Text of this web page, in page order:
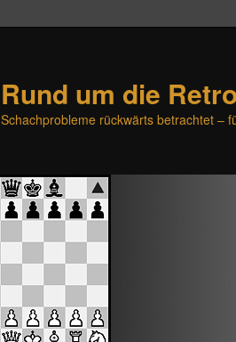
Rund um die
Schachprobleme rückwärts betrachtet –